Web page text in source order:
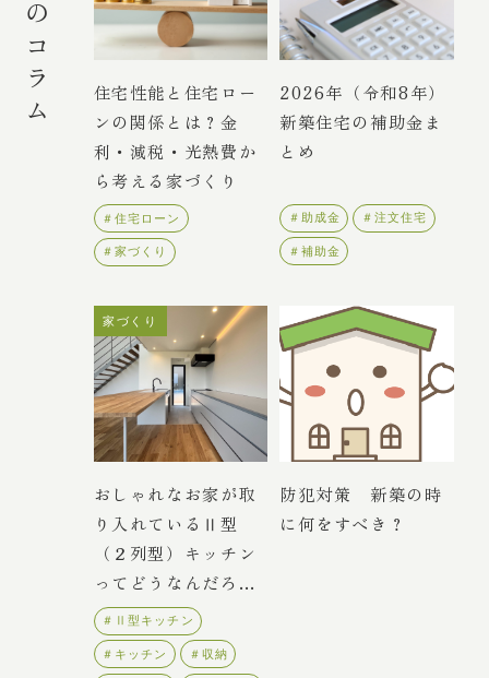
住宅性能と住宅ロー
ンの関係とは？金
利・減税・光熱費か
ら考える家づくり
＃住宅ローン
＃家づくり
2026年（令和8年）
新築住宅の補助金ま
とめ
＃助成金 ＃注文住宅
＃補助金
家づくり
おしゃれなお家が取
り入れているⅡ型
（２列型）キッチン
ってどうなんだろ
う？
＃Ⅱ型キッチン
＃キッチン ＃収納
防犯対策 新築の時
に何をすべき？